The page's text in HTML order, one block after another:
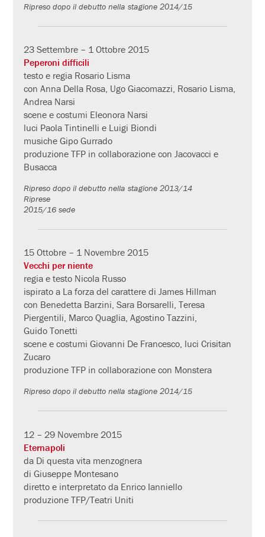
Ripreso dopo il debutto nella stagione 2014/15
23 Settembre – 1 Ottobre 2015
Peperoni difficili
testo e regia Rosario Lisma
con Anna Della Rosa, Ugo Giacomazzi, Rosario Lisma,
Andrea Narsi
scene e costumi Eleonora Narsi
luci Paola Tintinelli e Luigi Biondi
musiche Gipo Gurrado
produzione TFP in collaborazione con Jacovacci e
Busacca
Ripreso dopo il debutto nella stagione 2013/14
Riprese
2015/16 sede
15 Ottobre – 1 Novembre 2015
Vecchi per niente
regia e testo Nicola Russo
ispirato a La forza del carattere di James Hillman
con Benedetta Barzini, Sara Borsarelli, Teresa
Piergentili, Marco Quaglia, Agostino Tazzini,
Guido Tonetti
scene e costumi Giovanni De Francesco, luci Crisitan
Zucaro
produzione TFP in collaborazione con Monstera
Ripreso dopo il debutto nella stagione 2014/15
12 – 29 Novembre 2015
Eternapoli
da Di questa vita menzognera
di Giuseppe Montesano
diretto e interpretato da Enrico Ianniello
produzione TFP/Teatri Uniti